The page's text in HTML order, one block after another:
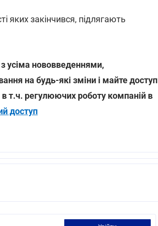
яких закінчився, підлягають
з усіма нововведеннями,
на будь-які зміни і майте доступ
т.ч. регулюючих роботу компаній в
доступ